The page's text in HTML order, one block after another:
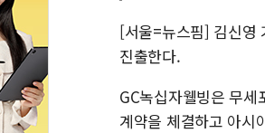
[서울=뉴스핌] 김신영
진출한다.
GC녹십자웰빙은 무
계약을 체결하고 아시